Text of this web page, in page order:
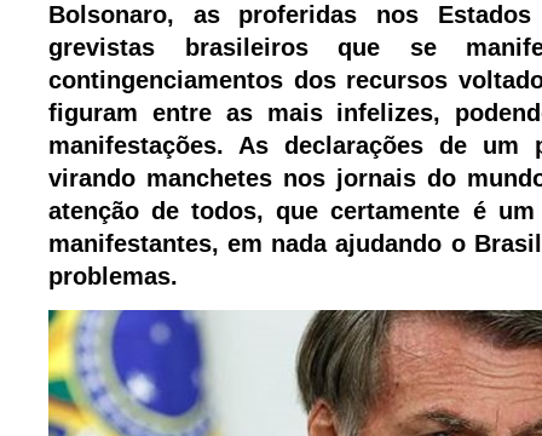
Bolsonaro, as proferidas nos
grevistas brasileiros que se
contingenciamentos dos recursos
figuram entre as mais infelizes,
manifestações. As declarações de um
virando manchetes nos jornais do
atenção de todos, que certamente é
manifestantes, em nada ajudando o
problemas.